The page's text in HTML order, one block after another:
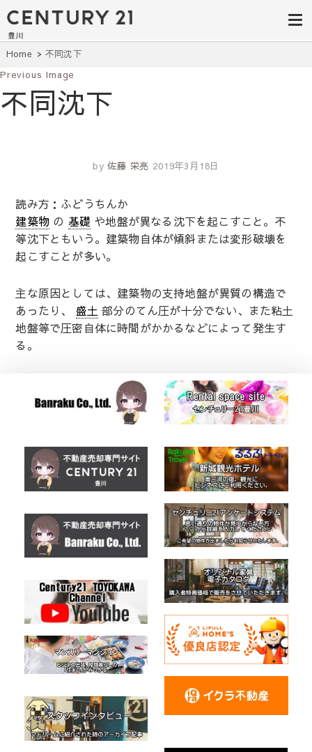
豊田市の中古
住宅・土地・
リノベ物件探
し｜センチュ
リー21豊川
建て・土地探しはセンチュリー21豊
川へ。豊田市内の最新物件情報を随
時更新中！駅近、建築条件無し、ペ
ット可、学区別など、お客様のこだ
単検索。
Home 不同沈下
Previous Image
不同沈下
by 佐藤 栄亮 2019年3月18日
読み方：ふどうちんか
建築物 の 基礎 や地盤が異なる沈下を起こすこと。不
等沈下ともいう。建築物自体が傾斜または変形破壊を
起こすことが多い。
主な原因としては、建築物の支持地盤が異質の構造で
あったり、 盛土 部分のてん圧が十分でない、また粘土
地盤等で圧密自体に時間がかかるなどによって発生す
る。